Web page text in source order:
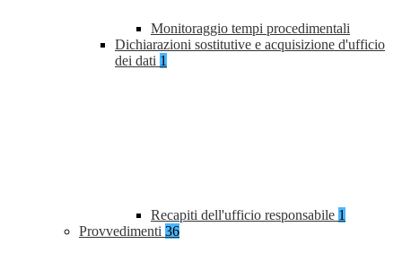
Monitoraggio tempi procedimentali
Dichiarazioni sostitutive e acquisizione d'ufficio
dei dati 1
Recapiti dell'ufficio responsabile 1
Provvedimenti 36